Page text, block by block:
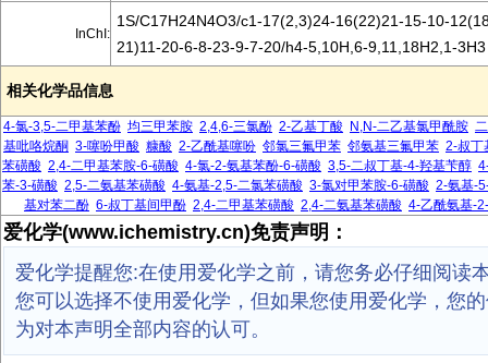
InChI:
1S/C17H24N4O3/c1-17(2,3)24-16(22)21-15-10-
21)11-20-6-8-23-9-7-20/h4-5,10H,6-9,11,18H2,1-3H3
相关化学品信息
4-氯-3,5-二甲基苯酚 均三甲苯胺 2,4,6-三氯酚 2-乙基丁酸 N,N-二乙基氯甲酰胺
基吡咯烷酮 3-噻吩甲酸 糠酸 2-乙酰基噻吩 邻氯三氟甲苯 邻氨基三氟甲苯 2-叔丁
苯磺酸 2,4-二甲基苯胺-6-磺酸 4-氯-2-氨基苯酚-6-磺酸 3,5-二叔丁基-4-羟基苄醇
苯-3-磺酸 2,5-二氨基苯磺酸 4-氨基-2,5-二氯苯磺酸 3-氯对甲苯胺-6-磺酸 2-氨基-
基对苯二酚 6-叔丁基间甲酚 2,4-二甲基苯磺酸 2,4-二氨基苯磺酸 4-乙酰氨基-
爱化学(www.ichemistry.cn)免责声明：
爱化学提醒您:在使用爱化学之前，请您务必仔细阅读
您可以选择不使用爱化学，但如果您使用爱化学，您
为对本声明全部内容的认可。